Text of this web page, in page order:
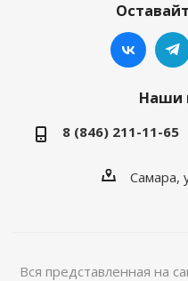
Наши
8 (846) 211-11-65
Самара,
Вся представленная на